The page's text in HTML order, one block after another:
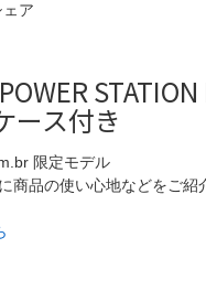
ェア
ース付き
限定モデル
商品の使い心地などをご紹